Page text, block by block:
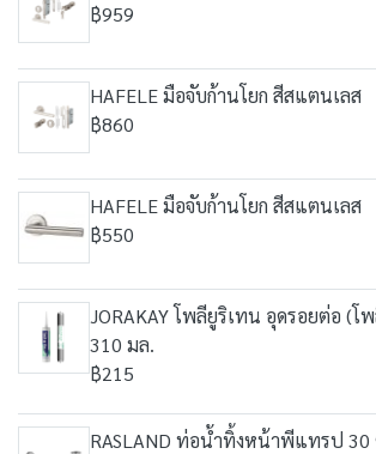
฿959
HAFELE มือจับก้านโยก สีสแตนเลส
฿860
HAFELE มือจับก้านโยก สีสแตนเลส
฿550
JORAKAY โพลียูริเทน อุดรอยต่อ (โ
310 มล.
฿215
RASLAND ท่อน้ำทิ้งหน้าพีแทรป 30